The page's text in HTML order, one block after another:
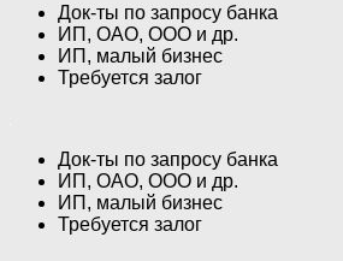
Док-ты по запросу банка
ИП, ОАО, ООО и др.
ИП, малый бизнес
Требуется залог
Док-ты по запросу банка
ИП, ОАО, ООО и др.
ИП, малый бизнес
Требуется залог